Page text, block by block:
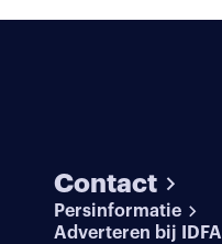
Contact
Persinformatie
Adverteren bij IDFA